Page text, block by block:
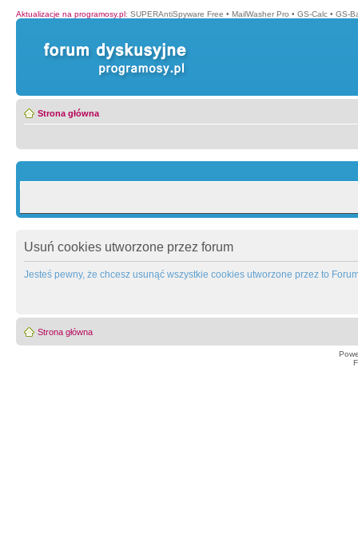
Aktualizacje na programosy.pl: SUPERAntiSpyware Free • MailWasher Pro • GS-Calc • GS-
Strona główna
Usuń cookies utworzone przez forum
Jesteś pewny, że chcesz usunąć wszystkie cookies utworzone przez to
Strona główna